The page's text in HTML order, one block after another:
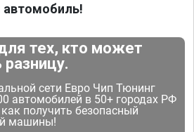
автомобиль!
тех, кто может
разницу.
сети Евро Чип Тюнинг
автомобилей в 50+ городах РФ
получить безопасный
машины!